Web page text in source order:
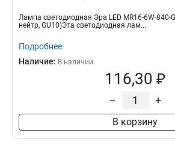
Лампа светодиодная Эра LED MR16-6W-840-
нейтр, GU10)Эта светодиодная лам...
Подробнее
Наличие: В наличии
116,30 ₽
– +
В корзину